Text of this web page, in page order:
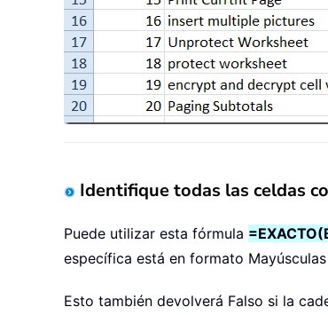
Identifique todas las celdas
Puede utilizar esta fórmula
específica está en formato
Esto también devolverá Falso si la